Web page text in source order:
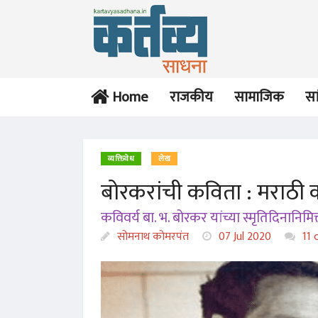
Home राजकीय सामाजिक
व्यक्तिवेध लेख
बोरकरांची कविता :
कविवर्य बा. भ. बोरकर यांच्या
सोमनाथ कोमरपंत 07 Jul 2020 11
लेख
वज्रनिर्धाराची भूमिका घेणारा
मातृहृदयी...
24 Dec 2020
लेख
बहिणाबाईंचे काव्यशिल्प